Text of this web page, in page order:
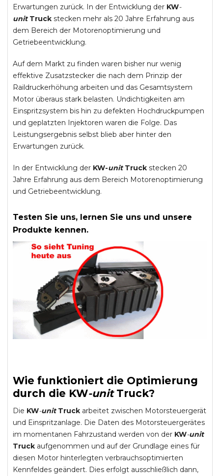
Erwartungen zurück. In der Entwicklung der KW-
unit Truck stecken mehr als 20 Jahre Erfahrung aus
dem Bereich der Motorenoptimierung und
Getriebeentwicklung.
Auf dem Markt zu finden waren bisher nur wenig
effektive Zusatzstecker die nach dem Prinzip der
Raildruckerhöhung arbeiten und das Gesamtsystem
Motor überaus stark belasten. Undichtigkeiten am
Einspritzsystem bis hin zu defekten Hochdruckpumpen
und geplatzten Injektoren waren die Folge. Das
Leistungsergebnis selbst blieb aber hinter den
Erwartungen zurück.
In der Entwicklung der KW-unitTruck stecken 20
Jahre Erfahrung aus dem Bereich Motorenoptimierung
und Getriebeentwicklung.
Testen Sie uns, lernen Sie uns und unsere
Produkte kennen.
Wie funktioniert die Optimierung
durch die KW-unit Truck?
Die KW-unit Truck arbeitet zwischen Motorsteuergerät
und Einspritzanlage. Die Daten des Motorsteuergerätes
im momentanen Fahrzustand werden von der KW-unit
Truck aufgenommen und auf der Grundlage eines für
diesen Motor hinterlegten verbrauchsoptimierten
Kennfeldes geändert. Dies erfolgt ausschließlich dann,